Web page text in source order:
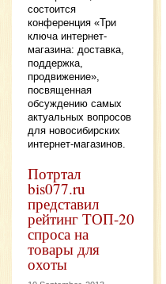
состоится
конференция «Три
ключа интернет-
магазина: доставка,
поддержка,
продвижение»,
посвященная
обсуждению самых
актуальных вопросов
для новосибирских
интернет-магазинов.
Потртал
bis077.ru
представил
рейтинг ТОП-20
спроса на
товары для
охоты